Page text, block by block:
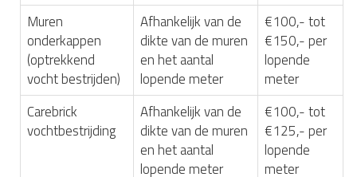
Muren
onderkappen
(optrekkend
vocht bestrijden)
Afhankelijk van de
dikte van de muren
en het aantal
lopende meter
€100,- tot
€150,- per
lopende
meter
Carebrick
vochtbestrijding
Afhankelijk van de
dikte van de muren
en het aantal
lopende meter
€100,- tot
€125,- per
lopende
meter